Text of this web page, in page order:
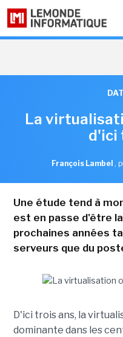
La
d'ici
François Lambel ,
Une étude tend à
est en passe d'être
prochaines années
serveurs que du
D'ici trois ans, la
dominante dans les